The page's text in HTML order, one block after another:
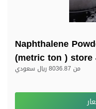
Naphthalene
(metric ton ) store
من 8036.87 ريال سعودي